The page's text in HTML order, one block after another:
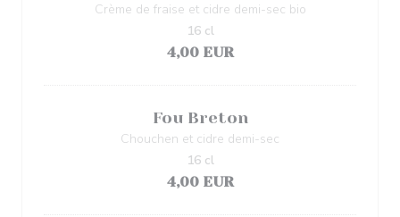
Crème de fraise et cidre demi-sec bio
4,00 EUR
16 cl
Fou Breton
Chouchen et cidre demi-sec
4,00 EUR
16 cl